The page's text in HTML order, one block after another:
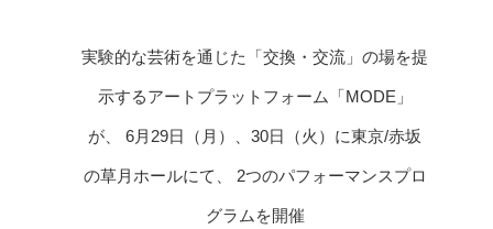
実験的な芸術を通じた「交換・交流」の場を提
示するアートプラットフォーム「MODE」
が、 6月29日（月）、30日（火）に東京/赤坂
の草月ホールにて、 2つのパフォーマンスプロ
グラムを開催